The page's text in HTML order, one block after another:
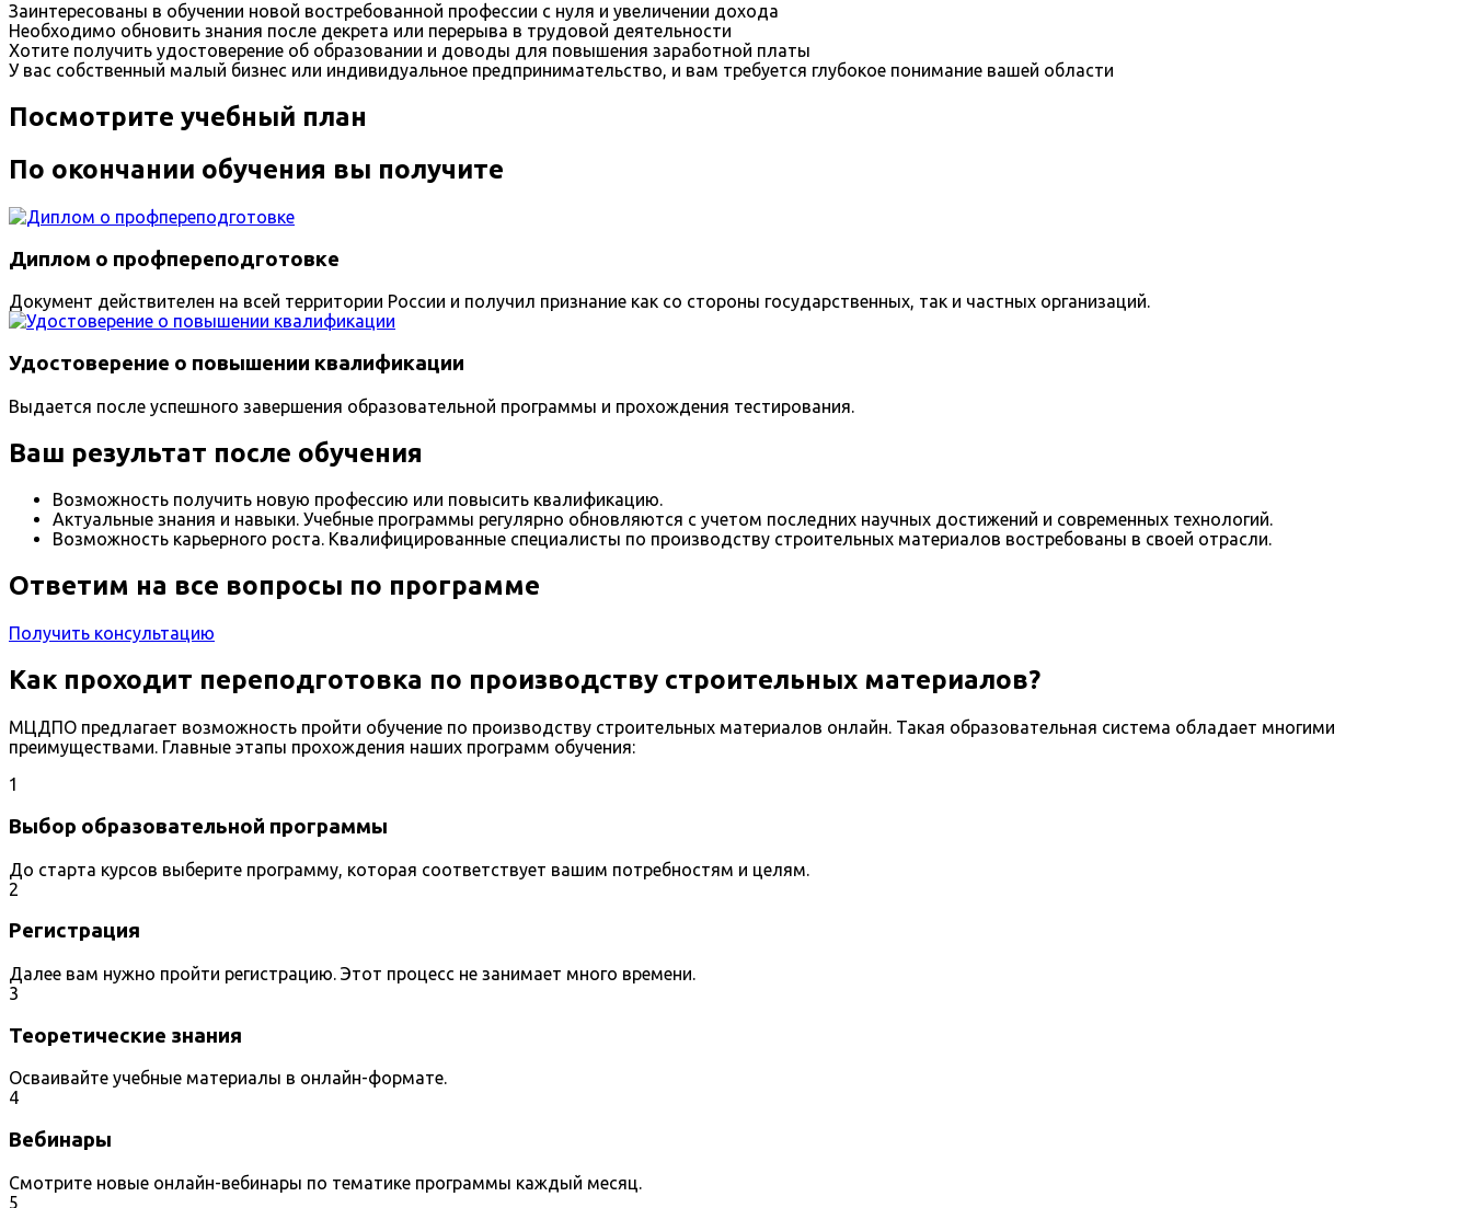
Заинтересованы в обучении новой востребованной профессии с нуля и увеличении дохода
Необходимо обновить знания после декрета или перерыва в трудовой деятельности
Хотите получить удостоверение об образовании и доводы для повышения заработной платы
У вас собственный малый бизнес или индивидуальное предпринимательство, и вам требуется глубокое понимание вашей области
Посмотрите учебный план
По окончании обучения вы получите
Диплом о профпереподготовке
Документ действителен на всей территории России и получил признание как со стороны государственных, так и частных организаций.
Удостоверение о повышении квалификации
Выдается после успешного завершения образовательной программы и прохождения тестирования.
Ваш результат после обучения
Возможность получить новую профессию или повысить квалификацию.
Актуальные знания и навыки. Учебные программы регулярно обновляются с учетом последних научных достижений и современных технологий.
Возможность карьерного роста. Квалифицированные специалисты по производству строительных материалов востребованы в своей отрасли.
Ответим на все вопросы по программе
Получить консультацию
Как проходит переподготовка по производству строительных материалов?
МЦДПО предлагает возможность пройти обучение по производству строительных материалов онлайн. Такая образовательная система обладает многими
преимуществами. Главные этапы прохождения наших программ обучения:
1
Выбор образовательной программы
До старта курсов выберите программу, которая соответствует вашим потребностям и целям.
2
Регистрация
Далее вам нужно пройти регистрацию. Этот процесс не занимает много времени.
3
Теоретические знания
Осваивайте учебные материалы в онлайн-формате.
4
Вебинары
Смотрите новые онлайн-вебинары по тематике программы каждый месяц.
5